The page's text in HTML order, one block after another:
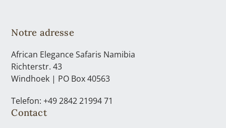
Notre adresse
African Elegance Safaris Namibia
Richterstr. 43
Windhoek | PO Box 40563
Telefon: +49 2842 21994 71
Contact